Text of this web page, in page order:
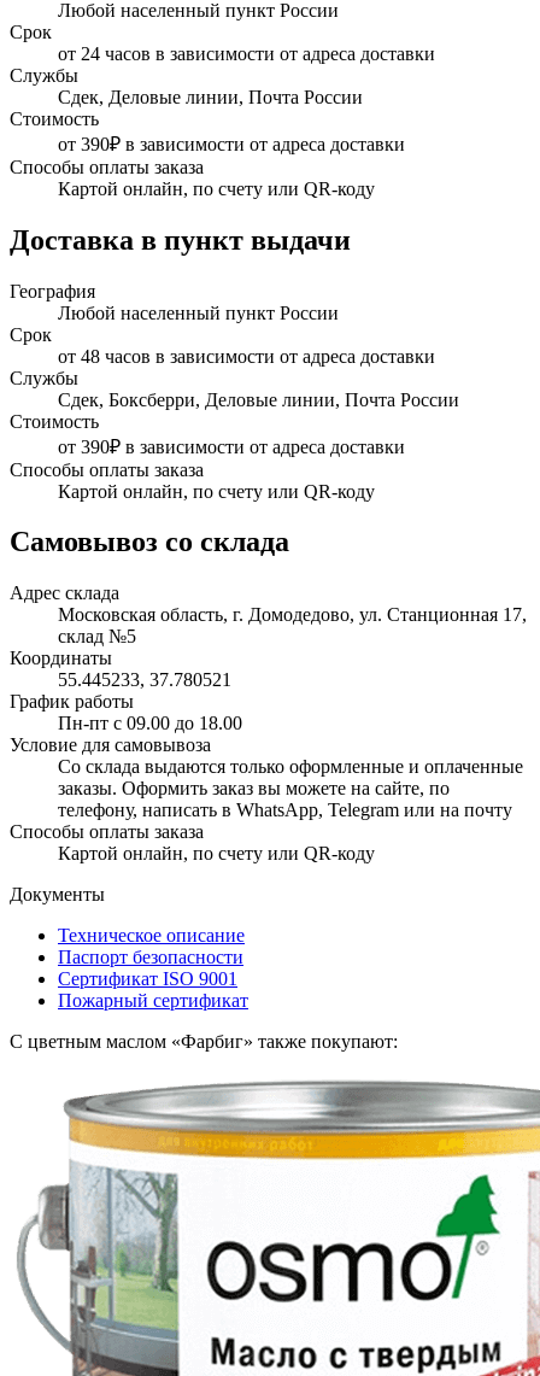
Любой населенный пункт России
Срок
от 24 часов в зависимости от адреса доставки
Службы
Сдек, Деловые линии, Почта России
Стоимость
от 390₽ в зависимости от адреса доставки
Способы оплаты заказа
Картой онлайн, по счету или QR-коду
Доставка в пункт выдачи
География
Любой населенный пункт России
Срок
от 48 часов в зависимости от адреса доставки
Службы
Сдек, Боксберри, Деловые линии, Почта России
Стоимость
от 390₽ в зависимости от адреса доставки
Способы оплаты заказа
Картой онлайн, по счету или QR-коду
Самовывоз со склада
Адрес склада
Московская область, г. Домодедово, ул. Станционная 17,
склад №5
Координаты
55.445233, 37.780521
График работы
Пн-пт с 09.00 до 18.00
Условие для самовывоза
Со склада выдаются только оформленные и оплаченные
заказы. Оформить заказ вы можете на сайте, по
телефону, написать в WhatsApp, Telegram или на почту
Способы оплаты заказа
Картой онлайн, по счету или QR-коду
Документы
Техническое описание
Паспорт безопасности
Сертификат ISO 9001
Пожарный сертификат
С цветным маслом «Фарбиг» также покупают: